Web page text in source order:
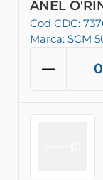
ANEL
Cod CDC: 737
Marca: SCM